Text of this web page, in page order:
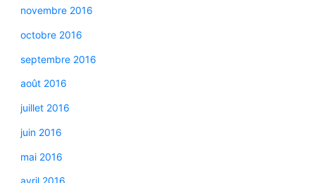
novembre 2016
octobre 2016
septembre 2016
août 2016
juillet 2016
juin 2016
mai 2016